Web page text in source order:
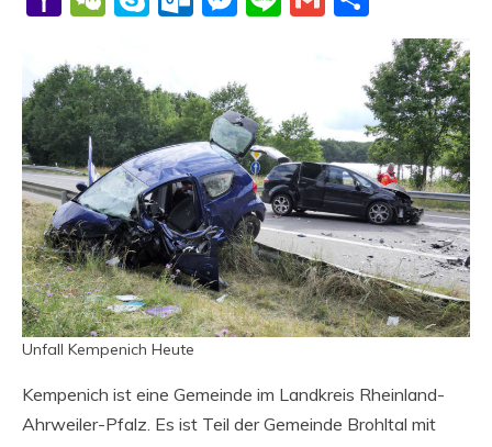
Unfall Kempenich Heute
Kempenich ist eine Gemeinde im Landkreis Rheinland-
Ahrweiler-Pfalz. Es ist Teil der Gemeinde Brohltal mit